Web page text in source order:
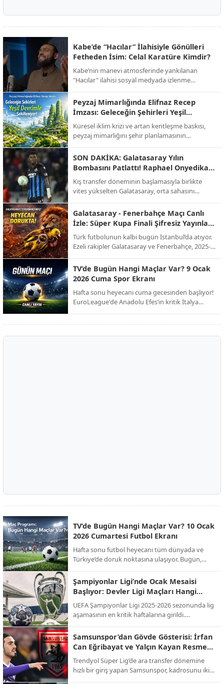
Kabe’de “Hacılar” İlahisiyle Gönülleri
Fetheden İsim: Celal Karatüre Kimdir?
Kabe’nin manevi atmosferinde yankılanan
"Hacılar" ilahisi sosyal medyada izlenme
Karatüre’nin hayatı ve biyografisi merak konusu
oldu.
Peyzaj Mimarlığında Elifnaz Recep
İmzası: Geleceğin Şehirleri Yeşil
Devrimle Şekilleniyor!
Küresel iklim krizi ve artan kentleşme baskısı,
peyzaj mimarlığını şehir planlamasının
Elifnaz Recep, modern mimarinin artık sadece
binalardan ibaret olmadığını, doğayla entegre
yaşayan "nefes alan" alanların bir zorunluluk
haline geldiğini vurguluyor.
SON DAKİKA: Galatasaray Yılın
Bombasını Patlattı! Raphael Onyedika
Transferinde Mutlu Son!
Kış transfer döneminin başlamasıyla birlikte
vites yükselten Galatasaray, orta sahasını
kırmızılı yönetim, bir süredir görüşme halinde
olduğu Nijeryalı yıldız Raphael Onyedika ve
kulübü Club Brugge ile her konuda anlaşmaya
vardı. İşte dev transferin bonservis bedeli, maaş
detayları ve sözleşme şartları!
Galatasaray - Fenerbahçe Maçı Canlı
İzle: Süper Kupa Finali Şifresiz Yayınla
Ekranda!
Türk futbolunun kalbi bugün İstanbul’da atıyor.
Ezeli rakipler Galatasaray ve Fenerbahçe, 2025-
müzelerine götürmek için karşı karşıya geliyor.
Milyonların beklediği dev derbi, şifresiz kanal
müjdesiyle futbolseverleri ekran başına kilitliyor.
TV’de Bugün Hangi Maçlar Var? 9 Ocak
2026 Cuma Spor Ekranı
Hafta sonu heyecanı cuma gecesinden başlıyor!
EuroLeague'de Anadolu Efes’in kritik İtalya
TV’de Bugün Hangi Maçlar Var? 10 Ocak
2026 Cumartesi Futbol Ekranı
Hafta sonu futbol heyecanı tüm dünyada ve
Türkiye’de doruk noktasına ulaşıyor. Bugün,
Süper Kupa finalinden İngiltere FA Cup’a,
İspanya La Liga’dan İtalya Serie A’ya kadar
onlarca kritik mücadele canlı yayınla ekranlara
gelecek. İşte günün öne çıkan maçları ve yayıncı
kuruluşları...
Şampiyonlar Ligi’nde Ocak Mesaisi
Başlıyor: Devler Ligi Maçları Hangi
Kanalda, Saat Kaçta?
UEFA Şampiyonlar Ligi 2025-2026 sezonunda lig
aşamasının en kritik haftalarına girildi.
heyecanı, Ocak ayındaki son iki hafta maçlarıyla
zirve yapacak. Temsilcimiz Galatasaray'ın da
sahne alacağı bu dev organizasyonun yayın
bilgileri netleşti.
Samsunspor’dan Gövde Gösterisi: İrfan
Can Eğribayat ve Yalçın Kayan Resmen
Açıklandı!
Trendyol Süper Lig’de ara transfer dönemine
hızlı bir giriş yapan Samsunspor, kadrosunu iki